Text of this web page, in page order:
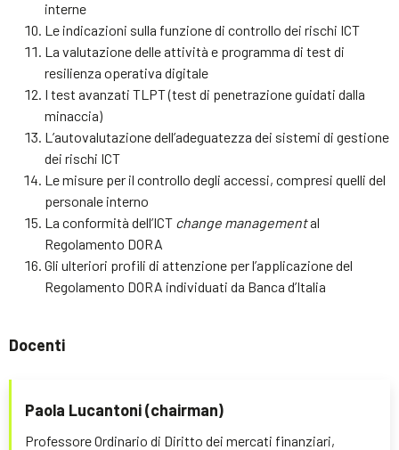
interne
Le indicazioni sulla funzione di controllo dei rischi ICT
La valutazione delle attività e programma di test di
resilienza operativa digitale
I test avanzati TLPT (test di penetrazione guidati dalla
minaccia)
L’autovalutazione dell’adeguatezza dei sistemi di gestione
dei rischi ICT
Le misure per il controllo degli accessi, compresi quelli del
personale interno
La conformità dell’ICT change managemental
Regolamento DORA
Gli ulteriori profili di attenzione per l’applicazione del
Regolamento DORA individuati da Banca d’Italia
Docenti
Paola Lucantoni (chairman)
Professore Ordinario di Diritto dei mercati finanziari,